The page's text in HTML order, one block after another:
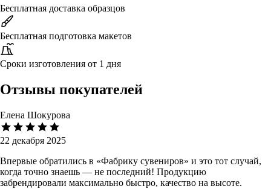
Бесплатная доставка образцов
Бесплатная подготовка макетов
Сроки изготовления от 1 дня
Отзывы покупателей
Елена Шокурова
22 декабря 2025
Впервые обратились в «Фабрику сувениров» и это тот случай,
когда точно знаешь — не последний! Продукцию
забрендировали максимально быстро, качество на высоте.